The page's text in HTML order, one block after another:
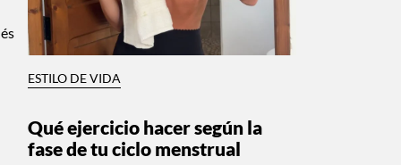
ESTILO DE VIDA
Qué ejercicio hacer según la
fase de tu ciclo menstrual